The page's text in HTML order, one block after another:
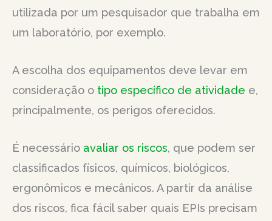
utilizada por um pesquisador que trabalha em
um laboratório, por exemplo.
A escolha dos equipamentos deve levar em
consideração o tipo específico de atividade e,
principalmente, os perigos oferecidos.
É necessário avaliar os riscos, que podem ser
classificados físicos, químicos, biológicos,
ergonômicos e mecânicos. A partir da análise
dos riscos, fica fácil saber quais EPIs precisam